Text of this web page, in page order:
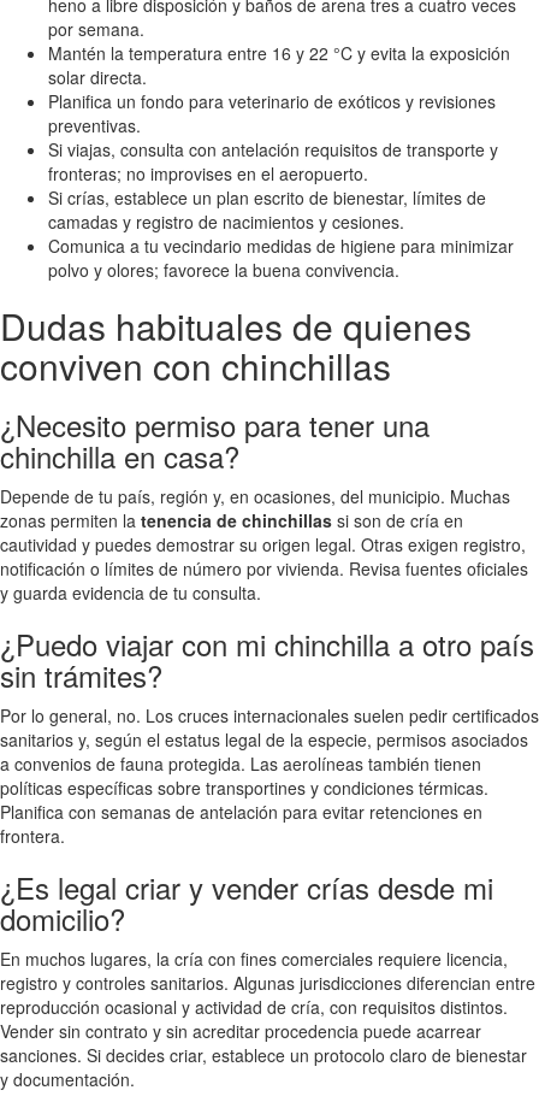
heno a libre disposición y baños de arena tres a cuatro veces
por semana.
Mantén la temperatura entre 16 y 22 °C y evita la exposición
solar directa.
Planifica un fondo para veterinario de exóticos y revisiones
preventivas.
Si viajas, consulta con antelación requisitos de transporte y
fronteras; no improvises en el aeropuerto.
Si crías, establece un plan escrito de bienestar, límites de
camadas y registro de nacimientos y cesiones.
Comunica a tu vecindario medidas de higiene para minimizar
polvo y olores; favorece la buena convivencia.
Dudas habituales de quienes
conviven con chinchillas
¿Necesito permiso para tener una
chinchilla en casa?
Depende de tu país, región y, en ocasiones, del municipio. Muchas
zonas permiten la tenencia de chinchillas si son de cría en
cautividad y puedes demostrar su origen legal. Otras exigen registro,
notificación o límites de número por vivienda. Revisa fuentes oficiales
y guarda evidencia de tu consulta.
¿Puedo viajar con mi chinchilla a otro país
sin trámites?
Por lo general, no. Los cruces internacionales suelen pedir certificados
sanitarios y, según el estatus legal de la especie, permisos asociados
a convenios de fauna protegida. Las aerolíneas también tienen
políticas específicas sobre transportines y condiciones térmicas.
Planifica con semanas de antelación para evitar retenciones en
frontera.
¿Es legal criar y vender crías desde mi
domicilio?
En muchos lugares, la cría con fines comerciales requiere licencia,
registro y controles sanitarios. Algunas jurisdicciones diferencian entre
reproducción ocasional y actividad de cría, con requisitos distintos.
Vender sin contrato y sin acreditar procedencia puede acarrear
sanciones. Si decides criar, establece un protocolo claro de bienestar
y documentación.